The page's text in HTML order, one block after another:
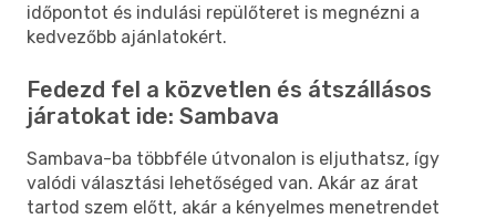
időpontot és indulási repülőteret is megnézni a
kedvezőbb ajánlatokért.
Fedezd fel a közvetlen és átszállásos
járatokat ide: Sambava
Sambava-ba többféle útvonalon is eljuthatsz, így
valódi választási lehetőséged van. Akár az árat
tartod szem előtt, akár a kényelmes menetrendet